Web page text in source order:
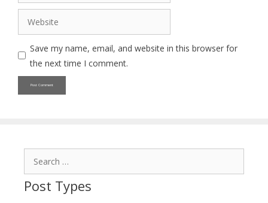
Save my name, email, and website in this browser for
the next time I comment.
Post Types